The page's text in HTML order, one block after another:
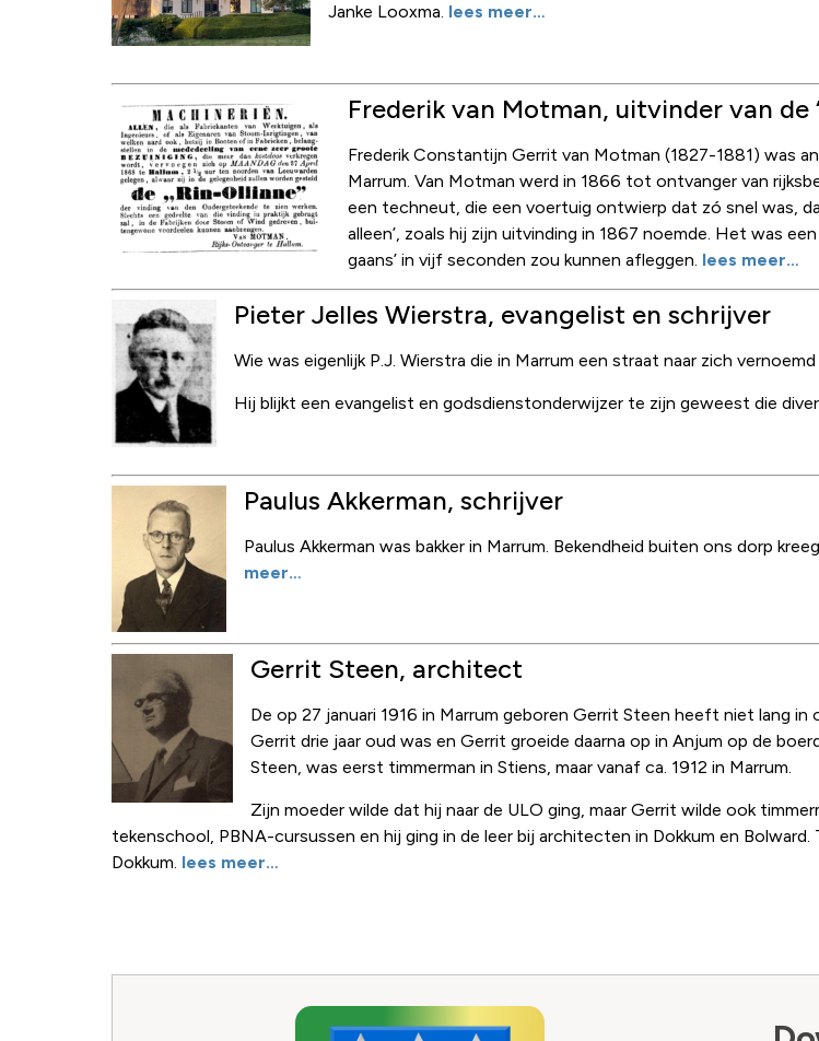
Janke Looxma. lees meer…
Frederik van Motman, uitvinder van de
Frederik Constantijn Gerrit van Motman (1827-1881) was
Marrum. Van Motman werd in 1866 tot ontvanger van
een techneut, die een voertuig ontwierp dat zó snel was,
alleen’, zoals hij zijn uitvinding in 1867 noemde. Het was
gaans’ in vijf seconden zou kunnen afleggen. lees meer…
Pieter Jelles Wierstra, evangelist en schrijver
Wie was eigenlijk P.J. Wierstra die in Marrum een straat naar zich
Hij blijkt een evangelist en godsdienstonderwijzer te zijn geweest die
Paulus Akkerman, schrijver
Paulus Akkerman was bakker in Marrum. Bekendheid buiten ons dorp
meer…
Gerrit Steen, architect
De op 27 januari 1916 in Marrum geboren Gerrit Steen heeft niet lang
Gerrit drie jaar oud was en Gerrit groeide daarna op in Anjum op de
Steen, was eerst timmerman in Stiens, maar vanaf ca. 1912 in Marrum.
Zijn moeder wilde dat hij naar de ULO ging, maar Gerrit wilde ook
tekenschool, PBNA-cursussen en hij ging in de leer bij architecten in Dokkum en
Dokkum. lees meer…